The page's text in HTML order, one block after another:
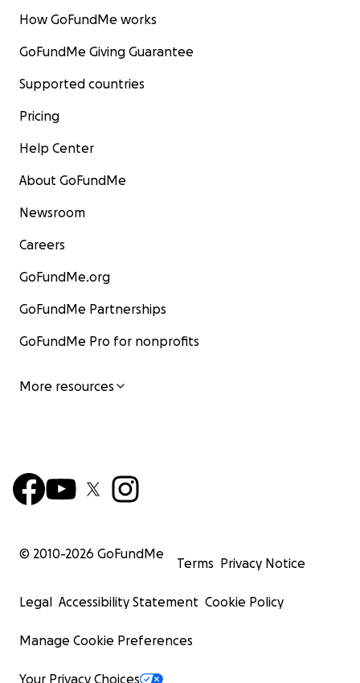
How GoFundMe works
GoFundMe Giving Guarantee
Supported countries
Pricing
Help Center
About GoFundMe
Newsroom
Careers
GoFundMe.org
GoFundMe Partnerships
GoFundMe Pro for nonprofits
More resources
© 2010-2026 GoFundMe
Terms Privacy Notice
Legal Accessibility Statement Cookie Policy
Manage Cookie Preferences
Your Privacy Choices